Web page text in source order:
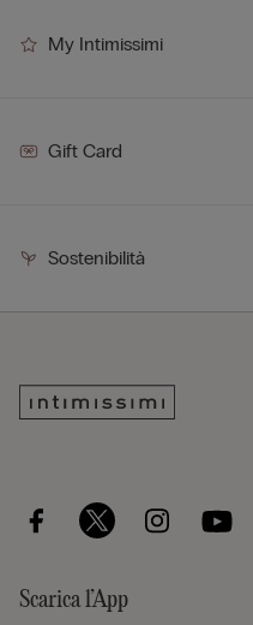
My Intimissimi
Gift Card
Sostenibilità
Scarica l’App